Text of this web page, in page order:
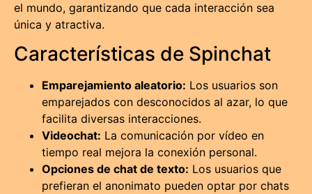
el mundo, garantizando que cada interacción sea
única y atractiva.
Características de Spinchat
Emparejamiento aleatorio: Los usuarios son
emparejados con desconocidos al azar, lo que
facilita diversas interacciones.
Videochat: La comunicación por vídeo en
tiempo real mejora la conexión personal.
Opciones de chat de texto: Los usuarios que
prefieran el anonimato pueden optar por chats